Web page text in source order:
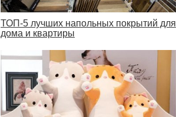
ТОП-5 лучших напольных покрытий для
дома и квартиры